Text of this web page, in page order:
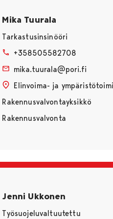
Mika Tuurala
Tarkastusinsinööri
+358505582708
mika.tuurala@pori.fi
Elinvoima- ja
Rakennusvalvontayksikkö
Rakennusvalvonta
Jenni Ukkonen
Työsuojeluvaltuutettu